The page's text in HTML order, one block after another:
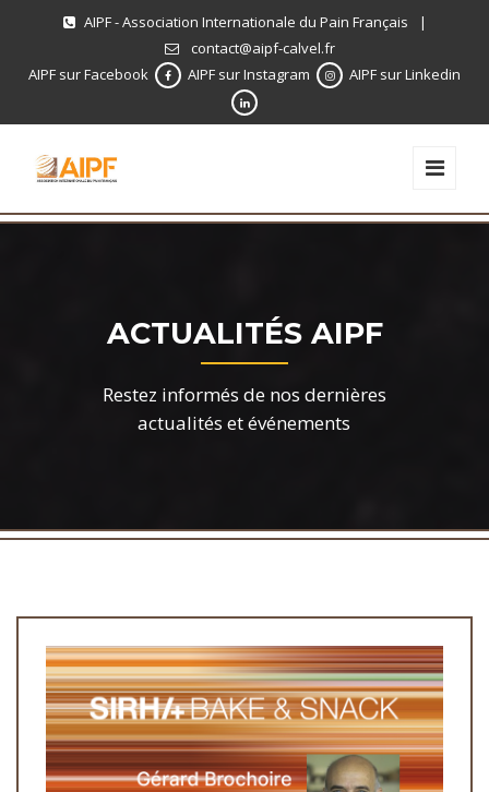
AIPF - Association Internationale du Pain Français
|
contact@aipf-calvel.fr
AIPF sur Facebook
AIPF sur Instagram AIPF sur Linkedin
ACTUALITÉS AIPF
Restez informés de nos dernières
actualités et événements